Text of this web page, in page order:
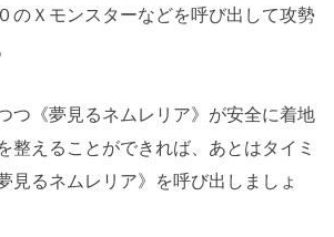
のＸモンスターなどを呼び出して攻勢
つ《夢見るネムレリア》が安全に着地
整えることができれば、あとはタイミ
見るネムレリア》を呼び出しましょ